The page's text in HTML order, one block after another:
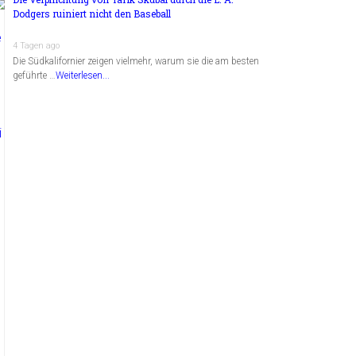
Dodgers ruiniert nicht den Baseball
4 Tagen ago
Die Südkalifornier zeigen vielmehr, warum sie die am besten
geführte …Weiterlesen...